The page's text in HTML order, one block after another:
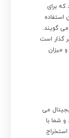
برای
استفاده
گویند.
گذار است
میزان
می
شما با
استخراج